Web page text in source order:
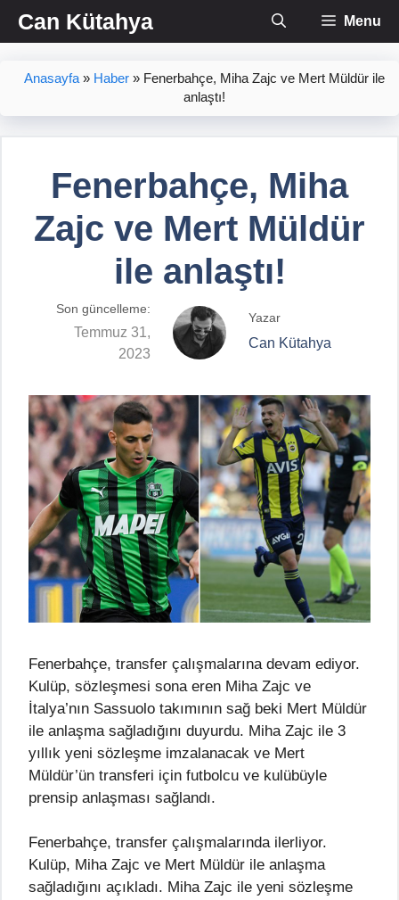
İçeriğe
atlaCan Kütahya Menu
Anasayfa» Haber» Fenerbahçe, Miha Zajc ve Mert Müldür ile
anlaştı!
Fenerbahçe, Miha
Zajc ve Mert Müldür
ile anlaştı!
Son güncelleme:
Temmuz 31,
2023
Yazar
Can Kütahya
Fenerbahçe, transfer çalışmalarına devam ediyor.
Kulüp, sözleşmesi sona eren Miha Zajc ve
İtalya’nın Sassuolo takımının sağ beki Mert Müldür
ile anlaşma sağladığını duyurdu. Miha Zajc ile 3
yıllık yeni sözleşme imzalanacak ve Mert
Müldür’ün transferi için futbolcu ve kulübüyle
prensip anlaşması sağlandı.
Fenerbahçe, transfer çalışmalarında ilerliyor.
Kulüp, Miha Zajc ve Mert Müldür ile anlaşma
sağladığını açıkladı. Miha Zajc ile yeni sözleşme